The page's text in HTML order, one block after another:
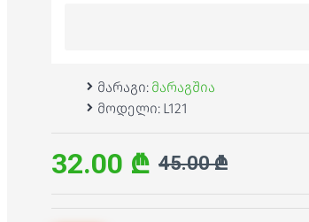
მარაგი: მარაგშია
მოდელი: L121
32.00 ₾ 45.00 ₾